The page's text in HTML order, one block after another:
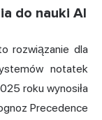
do nauki AI
rozwiązanie dla
notatek
roku wynosiła
Precedence